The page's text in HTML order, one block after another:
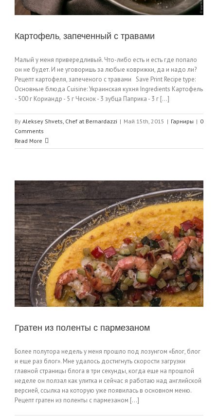
Картофель, запеченный с травами
Малый у меня привередливый. Что-либо есть и есть где попало
он не будет. И не уговоришь за любые коврижки, да и надо ли?
Рецепт картофеля, запеченого с травами Save Print Recipe type:
Основные блюда Cuisine: Украинская кухня Ingredients Картофель
- 500 г Кориандр - 5 г Чеснок - 3 зубца Паприка - 3 г [...]
By Aleksey Shvets, Chef at Bernardazzi | Май 15th, 2015 | Гарниры | 0
Comments
Read More
Гратен из поленты с пармезаном
Более полутора недель у меня прошло под лозунгом «Блог, блог
и еще раз блог». Мне удалось достигнуть скорости загрузки
главной страницы блога в три секунды, когда еще на прошлой
неделе он ползал как улитка и сейчас я работаю над английской
версией, ссылка на которую уже появилась в основном меню.
Рецепт гратен из поленты с пармезаном [...]